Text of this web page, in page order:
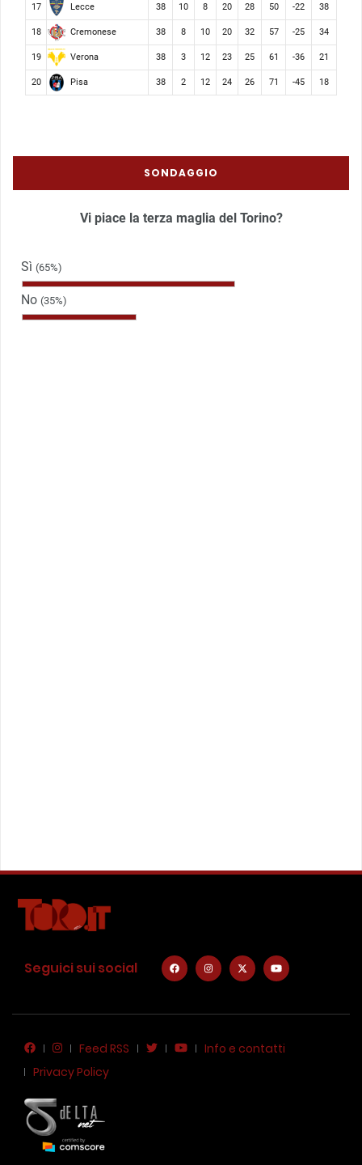
17 Lecce 38 10 8 20 28 50 -22 38
18 Cremonese 38 8 10 20 32 57 -25 34
19 Verona 38 3 12 23 25 61 -36 21
20 Pisa 38 2 12 24 26 71 -45 18
SONDAGGIO
Vi piace la terza maglia del Torino?
Sì (65%)
No (35%)
Seguici sui social
Feed RSS
Info e contatti
Privacy Policy